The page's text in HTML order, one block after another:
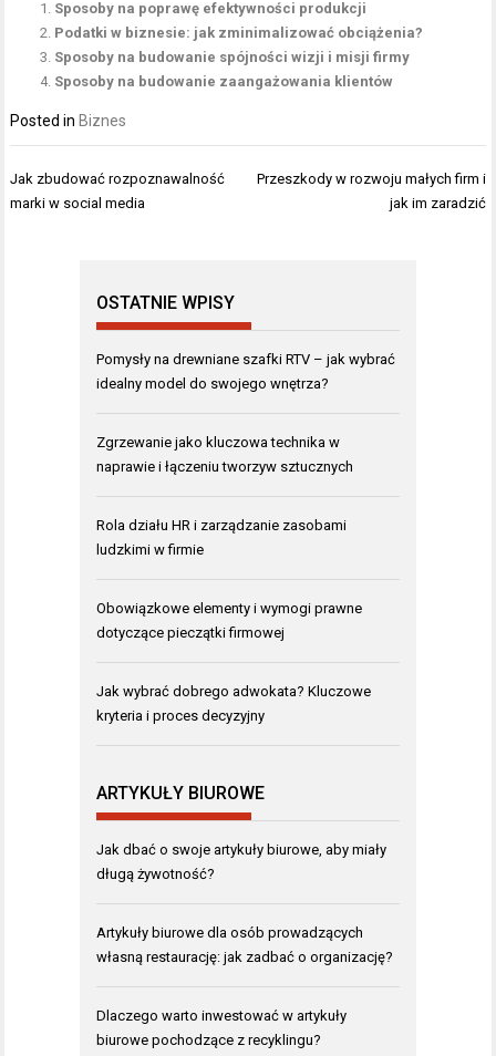
Sposoby na poprawę efektywności produkcji
Podatki w biznesie: jak zminimalizować obciążenia?
Sposoby na budowanie spójności wizji i misji firmy
Sposoby na budowanie zaangażowania klientów
Posted in Biznes
Nawigacja
wpisu
Jak zbudować rozpoznawalność
marki w social media
Przeszkody w rozwoju małych firm i
jak im zaradzić
OSTATNIE WPISY
Pomysły na drewniane szafki RTV – jak wybrać
idealny model do swojego wnętrza?
Zgrzewanie jako kluczowa technika w
naprawie i łączeniu tworzyw sztucznych
Rola działu HR i zarządzanie zasobami
ludzkimi w firmie
Obowiązkowe elementy i wymogi prawne
dotyczące pieczątki firmowej
Jak wybrać dobrego adwokata? Kluczowe
kryteria i proces decyzyjny
ARTYKUŁY BIUROWE
Jak dbać o swoje artykuły biurowe, aby miały
długą żywotność?
Artykuły biurowe dla osób prowadzących
własną restaurację: jak zadbać o organizację?
Dlaczego warto inwestować w artykuły
biurowe pochodzące z recyklingu?